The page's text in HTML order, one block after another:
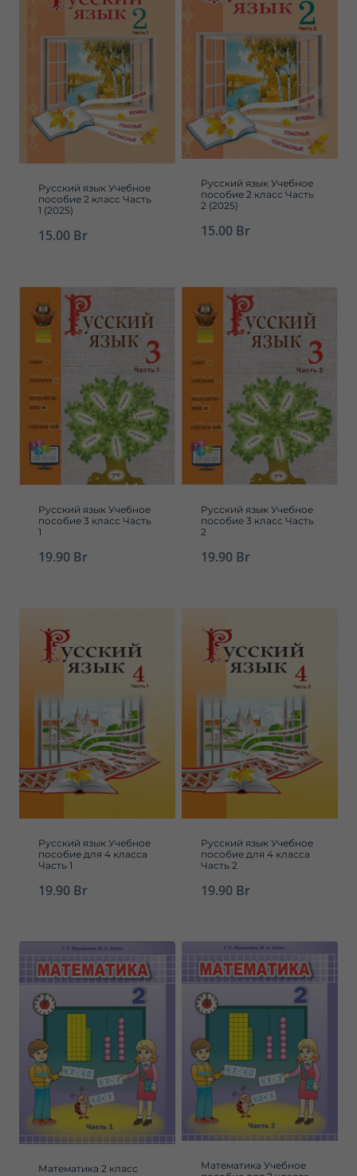
Русский язык Учебное
пособие 2 класс Часть
1 (2025)
15.00 Br
Русский язык Учебное
пособие 2 класс Часть
2 (2025)
15.00 Br
Русский язык Учебное
пособие 3 класс Часть
1
19.90 Br
Русский язык Учебное
пособие 3 класс Часть
2
19.90 Br
Русский язык Учебное
пособие для 4 класса
Часть 1
19.90 Br
Русский язык Учебное
пособие для 4 класса
Часть 2
19.90 Br
Математика 2 класс
Математика Учебное